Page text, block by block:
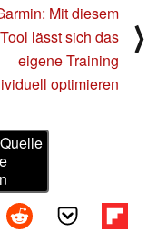
Mit diesem
Tool lässt sich das
eigene Training
optimieren
⟩